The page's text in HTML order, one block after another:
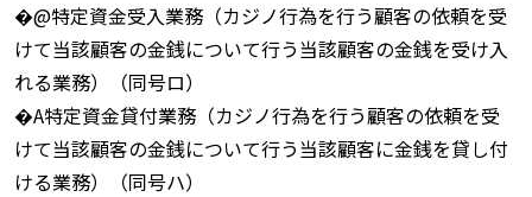
�@特定資金受入業務（カジノ行為を行う顧客の依頼を受
けて当該顧客の金銭について行う当該顧客の金銭を受け入
れる業務）（同号ロ）
�A特定資金貸付業務（カジノ行為を行う顧客の依頼を受
けて当該顧客の金銭について行う当該顧客に金銭を貸し付
ける業務）（同号ハ）